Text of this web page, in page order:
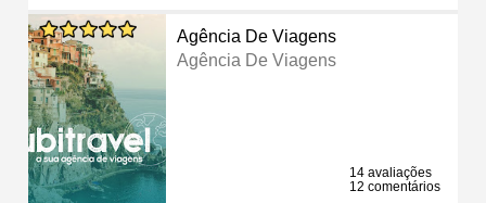
Agência De Viagens
Agência De Viagens
14 avaliações
12 comentários